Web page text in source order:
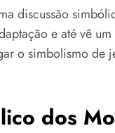
discussão
e até vê
o simbolismo de
dos